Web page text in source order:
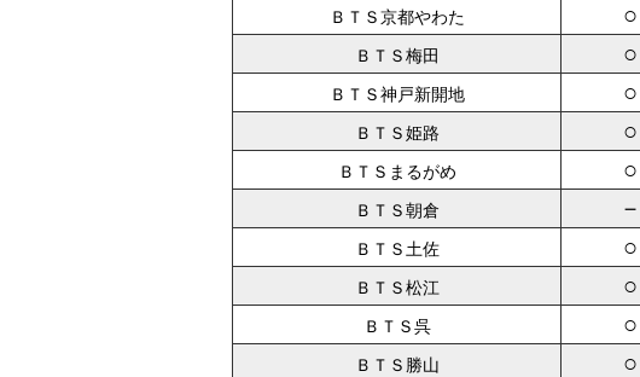
ＢＴＳ京都やわた ○
ＢＴＳ梅田 ○
ＢＴＳ神戸新開地 ○
ＢＴＳ姫路 ○
ＢＴＳまるがめ ○
ＢＴＳ朝倉 －
ＢＴＳ土佐 ○
ＢＴＳ松江 ○
ＢＴＳ呉 ○
ＢＴＳ勝山 ○